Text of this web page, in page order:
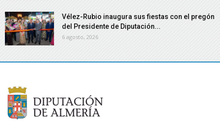
Vélez-Rubio inaugura sus fiestas con el pregón
del Presidente de Diputación...
6 agosto, 2026